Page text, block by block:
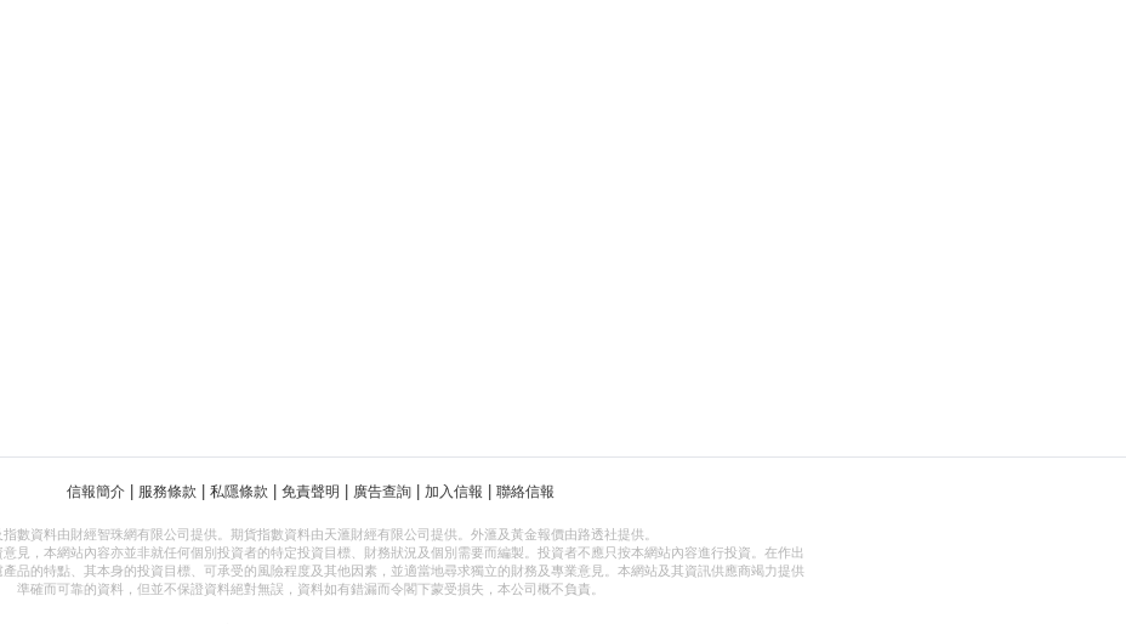
信報簡介 服務條款 私隱條款 免責聲明 廣告查詢 加入信報 聯絡信報
指數資料由財經智珠網有限公司提供。期貨指數資料由天滙財經有限公司提供。外滙及黃金報價由路透社提供。
見，本網站內容亦並非就任何個別投資者的特定投資目標、財務狀況及個別需要而編製。投資者不應只按本網站內容進行投資。在作出
品的特點、其本身的投資目標、可承受的風險程度及其他因素，並適當地尋求獨立的財務及專業意見。本網站及其資訊供應商竭力提供
準確而可靠的資料，但並不保證資料絕對無誤，資料如有錯漏而令閣下蒙受損失，本公司概不負責。